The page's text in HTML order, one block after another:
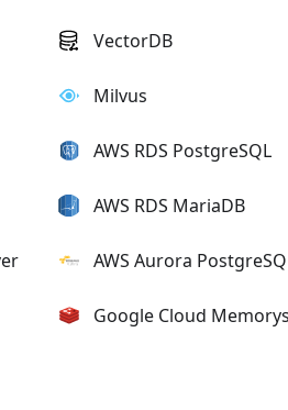
VectorDB
Milvus
AWS RDS PostgreSQL
AWS RDS MariaDB
AWS Aurora
Google Cloud